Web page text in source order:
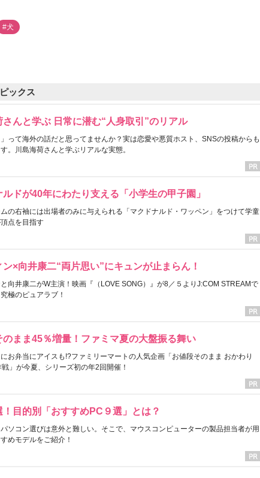
#犬
ックス
さんと学ぶ 日常に潜む“人身取引”のリアル
」って海外の話だと思ってませんか？実は恋愛や悪質ホスト、SNSの投稿からも
。川島海荷さんと学ぶリアルな実態。
ルドが40年にわたり支える「小学生の甲子園」
の右袖には出場者のみに与えられる「マクドナルド・ワッペン」をつけて学童
点を目指す
×向井康二“両片思い”にキュンが止まらん！
向井康二がW主演！映画『（LOVE SONG）』が8／５よりJ:COM STREAMで
極のピュアラブ！
のまま45％増量！ファミマ夏の大盤振る舞い
お弁当にアイスも!?ファミリーマートの人気企画「お値段そのまま おかわり
」が今夏、シリーズ初の年2回開催！
！目的別「おすすめPC９選」とは？
ソコン選びは意外と難しい。そこで、マウスコンピューターの製品担当者が用
めモデルをご紹介！